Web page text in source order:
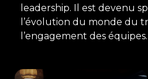
leadership. Il est devenu
l’évolution du monde du
l’engagement des équipes.